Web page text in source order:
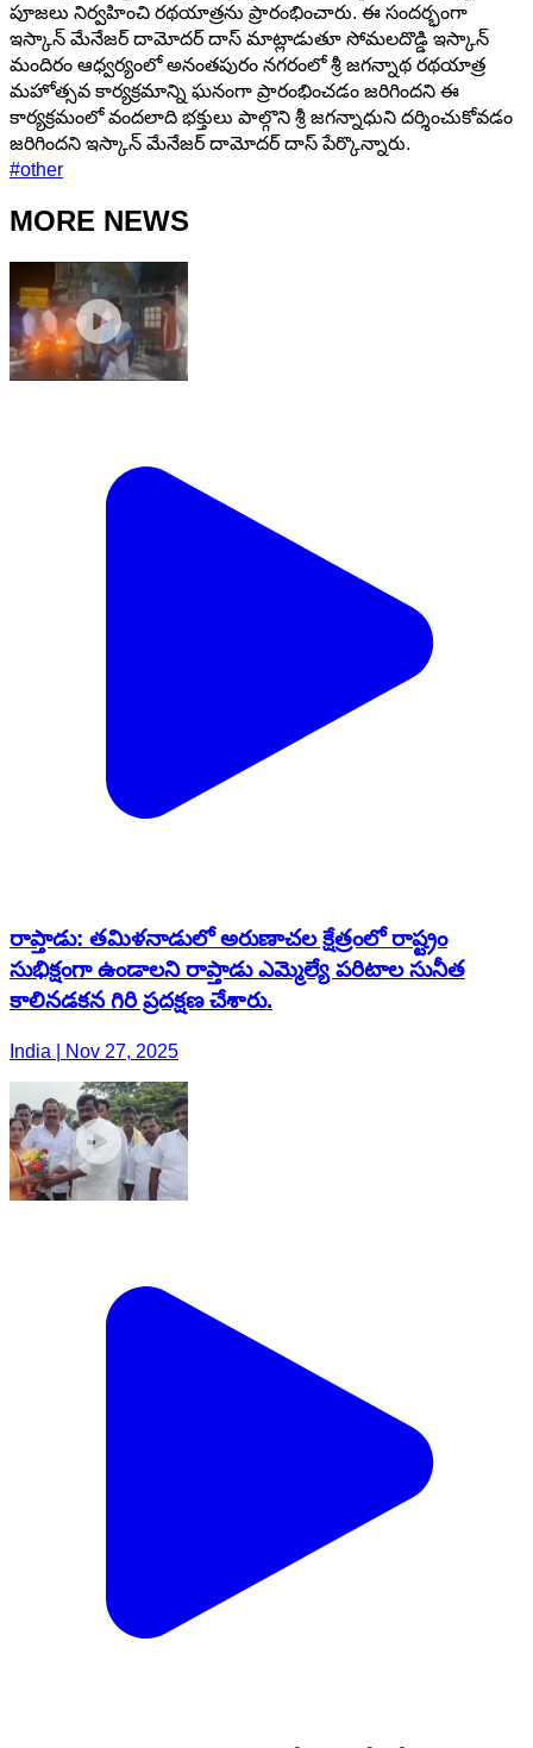
పూజలు నిర్వహించి రథయాత్రను ప్రారంభించారు. ఈ సందర్భంగా
ఇస్కాన్ మేనేజర్ దామోదర్ దాస్ మాట్లాడుతూ సోమలదొడ్డి ఇస్కాన్
మందిరం ఆధ్వర్యంలో అనంతపురం నగరంలో శ్రీ జగన్నాథ రథయాత్ర
మహోత్సవ కార్యక్రమాన్ని ఘనంగా ప్రారంభించడం జరిగిందని ఈ
కార్యక్రమంలో వందలాది భక్తులు పాల్గొని శ్రీ జగన్నాధుని దర్శించుకోవడం
జరిగిందని ఇస్కాన్ మేనేజర్ దామోదర్ దాస్ పేర్కొన్నారు.
#other
MORE NEWS
రాప్తాడు: తమిళనాడులో అరుణాచల క్షేత్రంలో రాష్ట్రం
సుభిక్షంగా ఉండాలని రాప్తాడు ఎమ్మెల్యే పరిటాల సునీత
కాలినడకన గిరి ప్రదక్షణ చేశారు.
India | Nov 27, 2025